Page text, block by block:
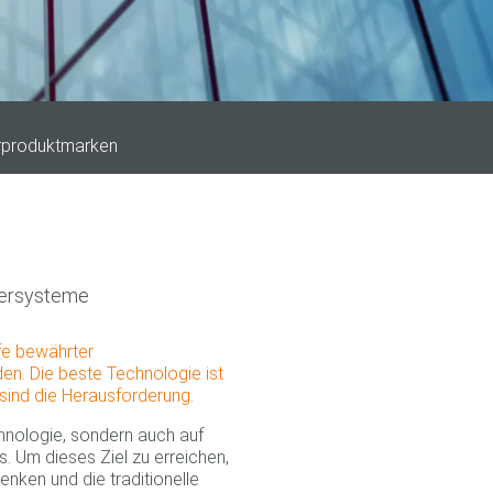
bewährter
Die beste Technologie ist
die Herausforderung.
sondern auch auf
Um dieses Ziel zu erreichen,
und die traditionelle